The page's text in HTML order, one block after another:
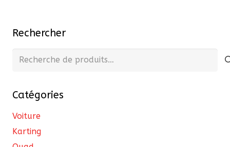
choisies
Rechercher
Recherche
Catégories
Voiture
Karting